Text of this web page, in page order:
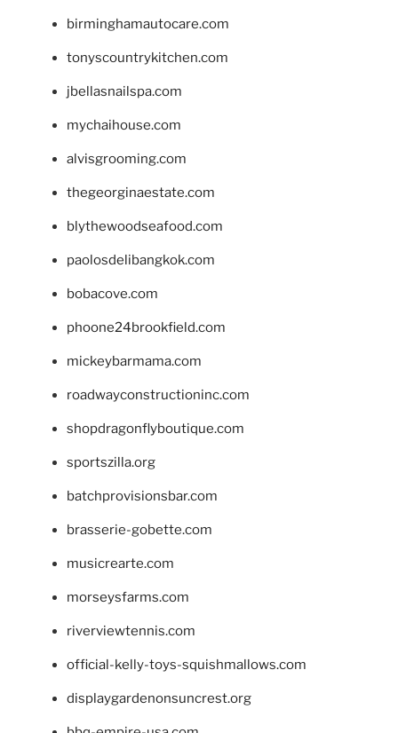
birminghamautocare.com
tonyscountrykitchen.com
jbellasnailspa.com
mychaihouse.com
alvisgrooming.com
thegeorginaestate.com
blythewoodseafood.com
paolosdelibangkok.com
bobacove.com
phoone24brookfield.com
mickeybarmama.com
roadwayconstructioninc.com
shopdragonflyboutique.com
sportszilla.org
batchprovisionsbar.com
brasserie-gobette.com
musicrearte.com
morseysfarms.com
riverviewtennis.com
official-kelly-toys-squishmallows.com
displaygardenonsuncrest.org